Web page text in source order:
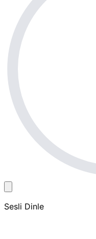
Sesli Dinle